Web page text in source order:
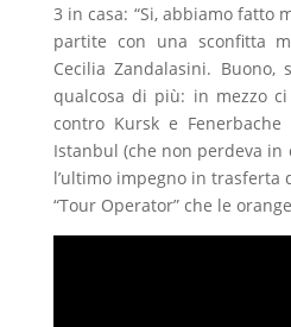
3 in casa: “Si, abbiamo fatto
partite con una sconfitta
Cecilia Zandalasini. Buono,
qualcosa di più: in mezzo
contro Kursk e
Istanbul (che non perdeva in
l’ultimo impegno in trasferta
“Tour Operator” che le